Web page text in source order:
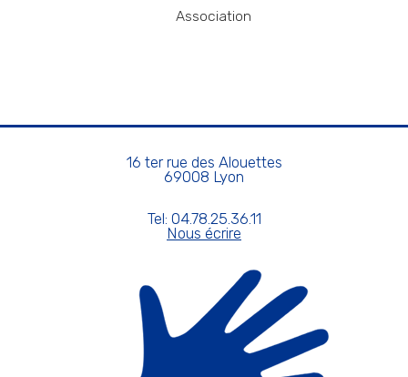
Association
16 ter rue des Alouettes
69008 Lyon
Tel: 04.78.25.36.11
Nous écrire